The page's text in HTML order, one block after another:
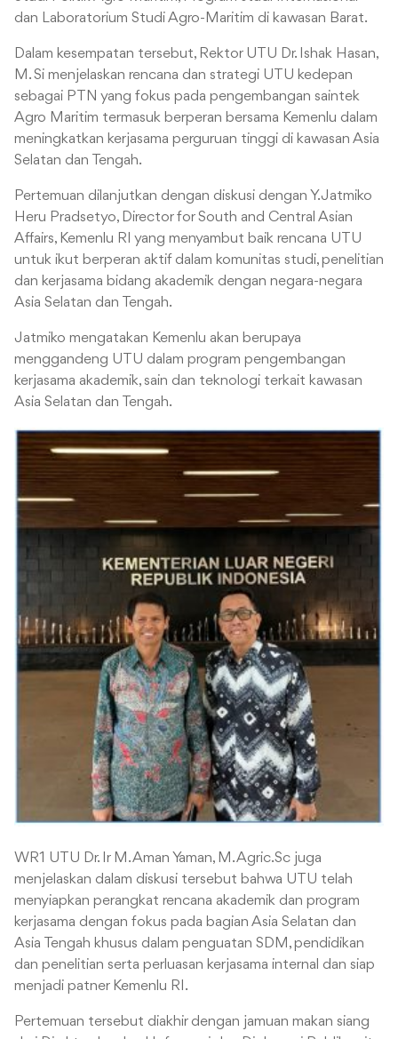
dan Laboratorium Studi Agro-Maritim di kawasan Barat.
Dalam kesempatan tersebut, Rektor UTU Dr. Ishak Hasan,
M. Si menjelaskan rencana dan strategi UTU kedepan
sebagai PTN yang fokus pada pengembangan saintek
Agro Maritim termasuk berperan bersama Kemenlu dalam
meningkatkan kerjasama perguruan tinggi di kawasan Asia
Selatan dan Tengah.
Pertemuan dilanjutkan dengan diskusi dengan Y. Jatmiko
Heru Pradsetyo, Director for South and Central Asian
Affairs, Kemenlu RI yang menyambut baik rencana UTU
untuk ikut berperan aktif dalam komunitas studi, penelitian
dan kerjasama bidang akademik dengan negara-negara
Asia Selatan dan Tengah.
Jatmiko mengatakan Kemenlu akan berupaya
menggandeng UTU dalam program pengembangan
kerjasama akademik, sain dan teknologi terkait kawasan
Asia Selatan dan Tengah.
WR1 UTU Dr. Ir M. Aman Yaman, M. Agric.Sc juga
menjelaskan dalam diskusi tersebut bahwa UTU telah
menyiapkan perangkat rencana akademik dan program
kerjasama dengan fokus pada bagian Asia Selatan dan
Asia Tengah khusus dalam penguatan SDM, pendidikan
dan penelitian serta perluasan kerjasama internal dan siap
menjadi patner Kemenlu RI.
Pertemuan tersebut diakhir dengan jamuan makan siang